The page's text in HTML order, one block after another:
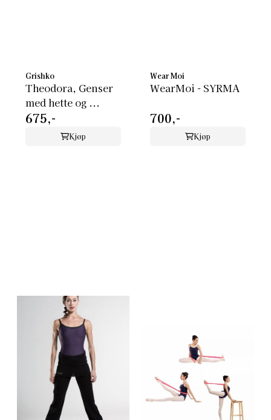
Grishko
Theodora, Genser
med hette og ...
675,-
Kjøp
Wear Moi
WearMoi - SYRMA
700,-
Kjøp